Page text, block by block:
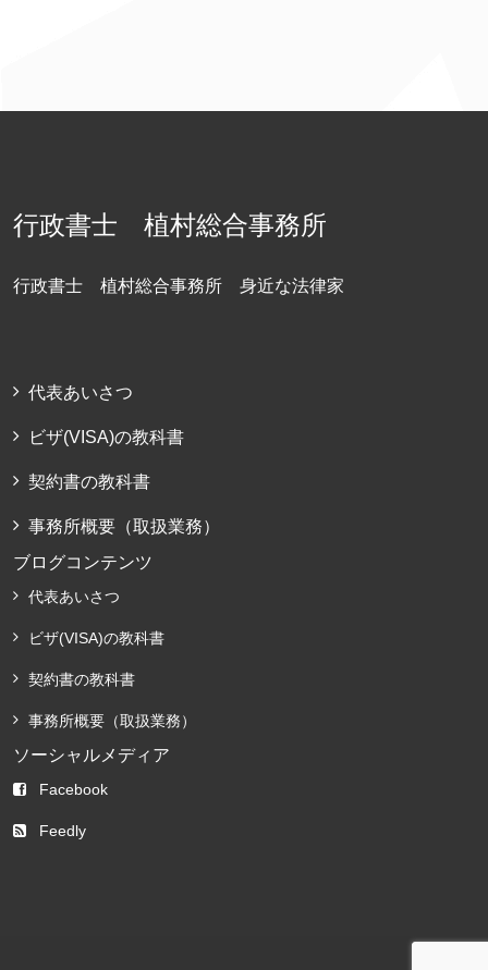
行政書士 植村総合事務所
行政書士 植村総合事務所 身近な法律家
代表あいさつ
ビザ(VISA)の教科書
契約書の教科書
事務所概要（取扱業務）
ブログコンテンツ
代表あいさつ
ビザ(VISA)の教科書
契約書の教科書
事務所概要（取扱業務）
ソーシャルメディア
Facebook
Feedly